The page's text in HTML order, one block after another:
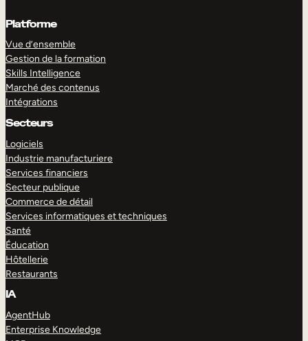
Platforme
Vue d’ensemble
Gestion de la formation
Skills Intelligence
Marché des contenus
Intégrations
Secteurs
Logiciels
Industrie manufacturiere
Services financiers
Secteur publique
Commerce de détail
Services informatiques et techniques
Santé
Éducation
Hôtellerie
Restaurants
IA
AgentHub
Enterprise Knowledge